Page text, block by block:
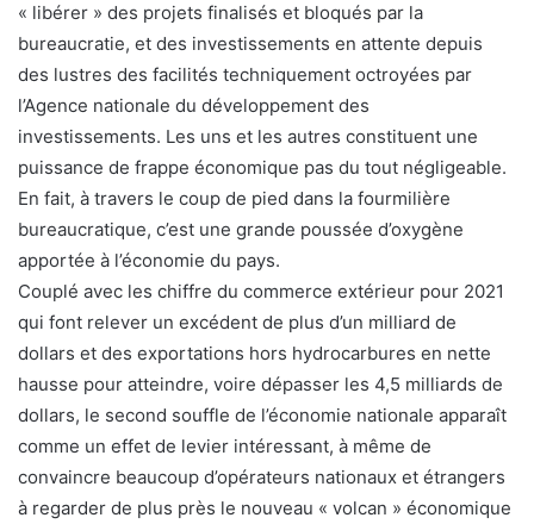
« libérer » des projets finalisés et bloqués par la
bureaucratie, et des investissements en attente depuis
des lustres des facilités techniquement octroyées par
l’Agence nationale du développement des
investissements. Les uns et les autres constituent une
puissance de frappe économique pas du tout négligeable.
En fait, à travers le coup de pied dans la fourmilière
bureaucratique, c’est une grande poussée d’oxygène
apportée à l’économie du pays.
Couplé avec les chiffre du commerce extérieur pour 2021
qui font relever un excédent de plus d’un milliard de
dollars et des exportations hors hydrocarbures en nette
hausse pour atteindre, voire dépasser les 4,5 milliards de
dollars, le second souffle de l’économie nationale apparaît
comme un effet de levier intéressant, à même de
convaincre beaucoup d’opérateurs nationaux et étrangers
à regarder de plus près le nouveau « volcan » économique